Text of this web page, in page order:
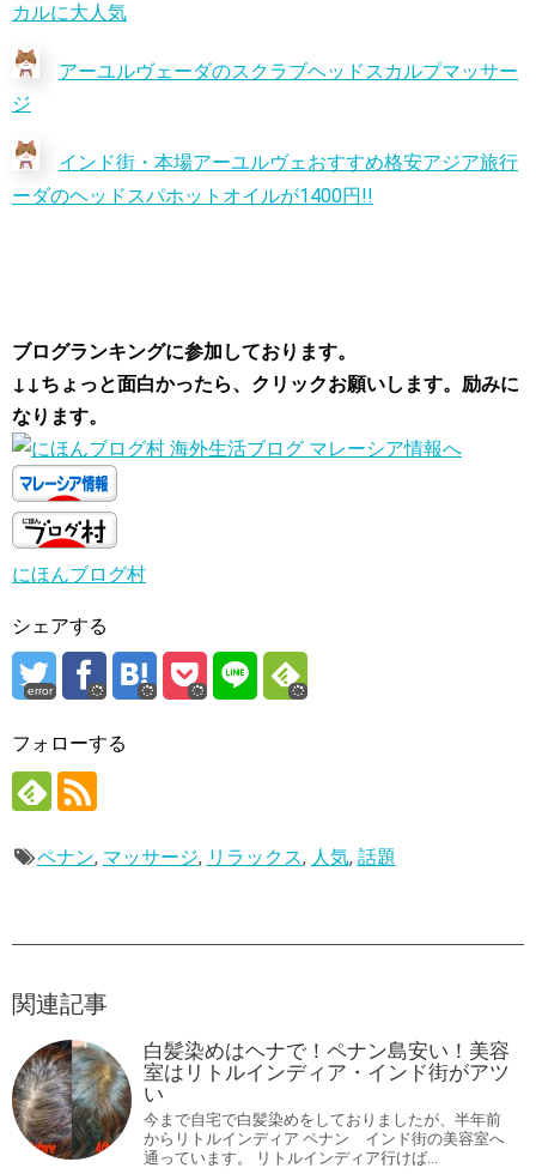
カルに大人気
アーユルヴェーダのスクラブヘッドスカルプマッサー
ジ
インド街・本場アーユルヴェおすすめ格安アジア旅行
ーダのヘッドスパホットオイルが1400円!!
ブログランキングに参加しております。
↓↓ちょっと面白かったら、クリックお願いします。励みに
なります。
にほんブログ村
シェアする
error
フォローする
ペナン, マッサージ, リラックス, 人気, 話題
関連記事
白髪染めはヘナで！ペナン島安い！美容
室はリトルインディア・インド街がアツ
い
今まで自宅で白髪染めをしておりましたが、半年前
からリトルインディア ペナン インド街の美容室へ
通っています。 リトルインディア行けば...